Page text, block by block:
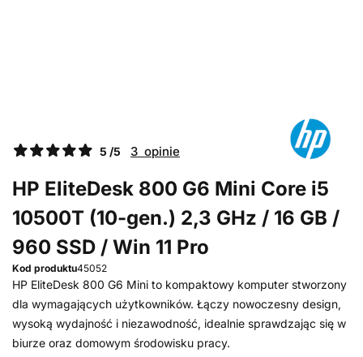
5 /5 3 opinie
HP EliteDesk 800 G6 Mini Core i5
10500T (10-gen.) 2,3 GHz / 16 GB /
960 SSD / Win 11 Pro
Kod produktu45052
HP EliteDesk 800 G6 Mini to kompaktowy komputer stworzony
dla wymagających użytkowników. Łączy nowoczesny design,
wysoką wydajność i niezawodność, idealnie sprawdzając się w
biurze oraz domowym środowisku pracy.